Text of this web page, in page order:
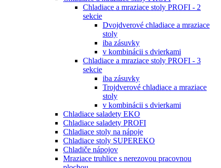
Chladiace a mraziace stoly PROFI - 2
sekcie
Dvojdverové chladiace a mraziace
stoly
iba zásuvky
v kombinácii s dvierkami
Chladiace a mraziace stoly PROFI - 3
sekcie
iba zásuvky
Trojdverové chladiace a mraziace
stoly
v kombinácii s dvierkami
Chladiace saladety EKO
Chladiace saladety PROFI
Chladiace stoly na nápoje
Chladiace stoly SUPEREKO
Chladiče nápojov
Mraziace truhlice s nerezovou pracovnou